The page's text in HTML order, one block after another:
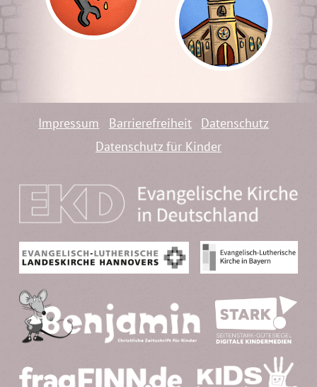
Impressum Barrierefreiheit
Datenschutz
Datenschutz für Kinder